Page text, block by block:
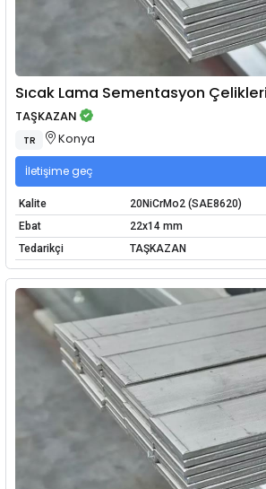
Sıcak Lama Sementasyon Çelikleri
TAŞKAZAN
TR Konya
İletişime geç
Kalite
20NiCrMo2 (SAE8620)
Ebat
22x14 mm
Tedarikçi
TAŞKAZAN